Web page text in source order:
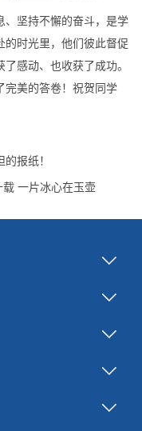
、坚持不懈的奋斗，是学
的时光里，他们彼此督促
感动、也收获了成功。
完美的答卷！祝贺同学
报纸！
一片冰心在玉壶